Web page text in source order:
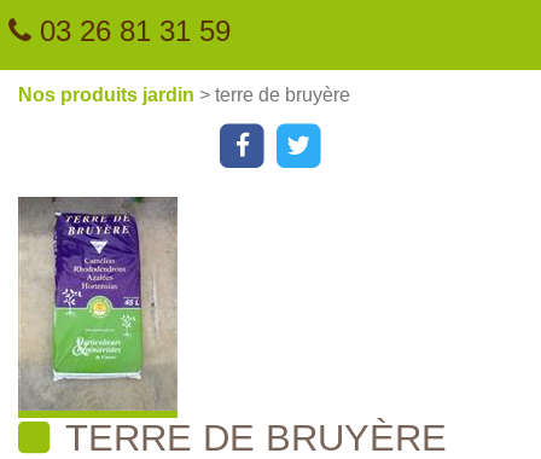
03 26 81 31 59
Nos produits jardin > terre de bruyère
TERRE DE BRUYÈRE